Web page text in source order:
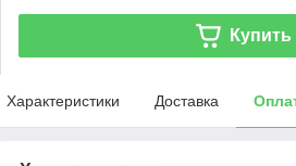
Купить
Характеристики Доставка